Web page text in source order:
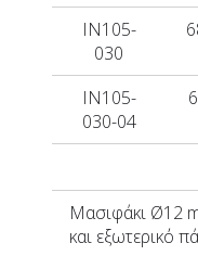
IN105-
030
IN105-
030-04
Μασιφάκι Ø12
και εξωτερικό